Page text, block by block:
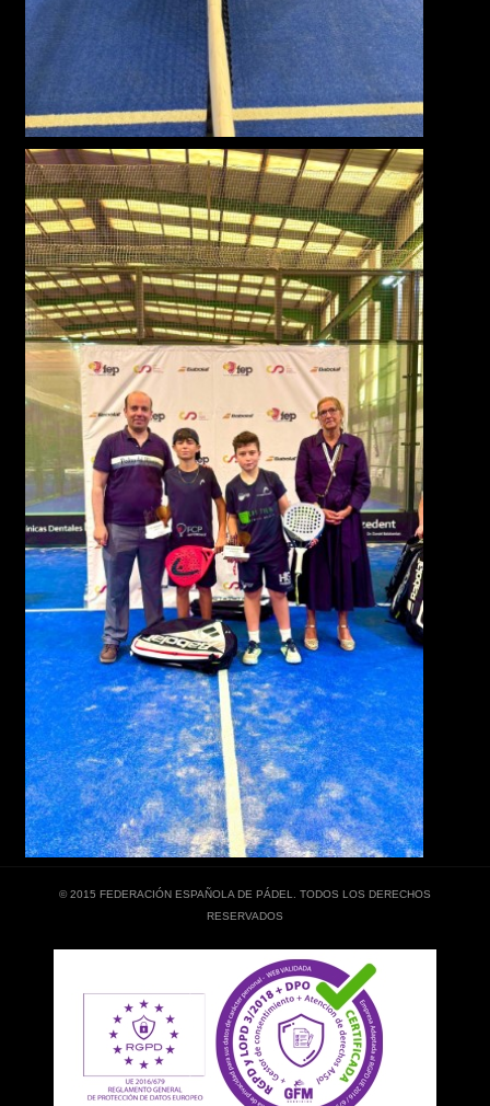
© 2015 FEDERACIÓN ESPAÑOLA DE PÁDEL. TODOS LOS DERECHOS
RESERVADOS